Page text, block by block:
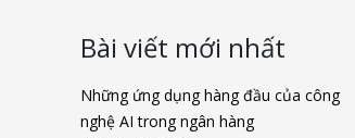
Bài viết mới nhất
Những ứng dụng hàng đầu của công
nghệ AI trong ngân hàng